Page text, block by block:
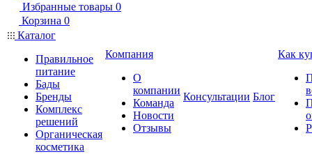
Избранные товары 0
Корзина 0
Каталог
Правильное
питание
Бады
Бренды
Комплекс
решений
Органическая
косметика
Компания
О
компании
Команда
Новости
Отзывы
Консультации Блог
Как